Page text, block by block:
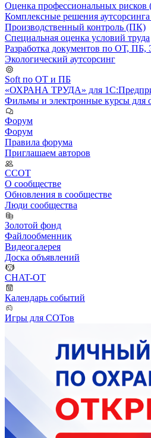
Оценка профессиональных
Комплексные решения
Производственный контроль (ПК)
Специальная оценка условий труда
Разработка документов по ОТ,
Экологический аутсорсинг
Soft по ОТ и ПБ
«ОХРАНА ТРУДА» для
Фильмы и электронные курсы для
Форум
Форум
Правила форума
Приглашаем авторов
ССОТ
О сообществе
Обновления в сообществе
Люди сообщества
Золотой фонд
Файлообменник
Видеогалерея
Доска объявлений
CHAT-OT
Календарь событий
Игры для СОТов